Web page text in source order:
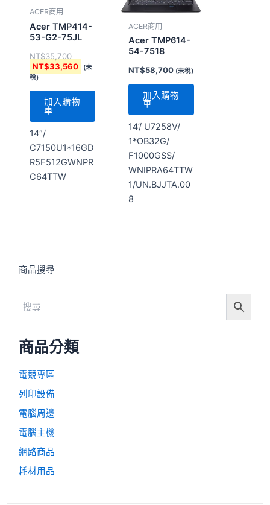
商品搜尋
商品分類
電競專區
列印設備
電腦周邊
電腦主機
網路商品
耗材用品
ACER商用
Acer TMP414-
53-G2-75JL
NT$35,700
NT$33,560
(未
稅)
加入購物
車
14″/
C7150U1*16GD
R5F512GWNPR
C64TTW
ACER商用
Acer TMP614-
54-7518
NT$58,700 (未稅)
加入購物
車
14’/ U7258V/
1*OB32G/
F1000GSS/
WNIPRA64TTW
1/UN.BJJTA.00
8